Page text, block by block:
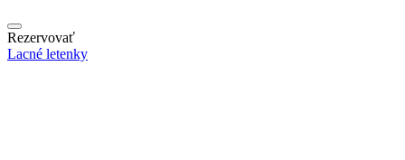
Rezervovať
Lacné letenky